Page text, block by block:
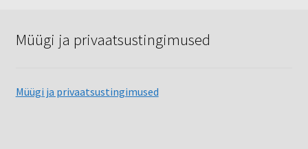
Müügi ja privaatsustingimused
Müügi ja privaatsustingimused